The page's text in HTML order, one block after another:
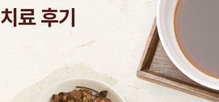
치료 후기